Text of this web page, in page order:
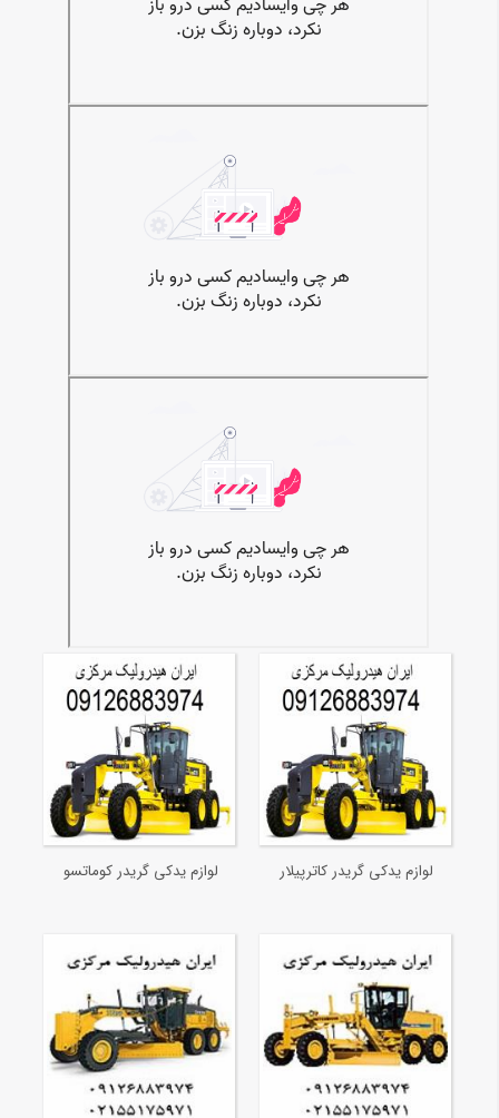
لوازم یدکی گریدر کاترپیلار لوازم یدکی گریدر کوماتسو